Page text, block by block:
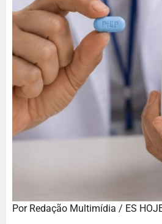
Por Redação Multimídia / ES